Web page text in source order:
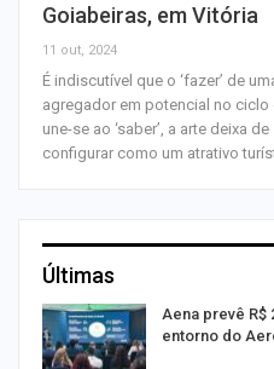
Goiabeiras, em Vitória
11 out, 2024
É indiscutível que o ‘fazer’ de
agregador em potencial no ciclo
une-se ao ‘saber’, a arte deixa
configurar como um atrativo
Últimas
Aena prevê R$
entorno do